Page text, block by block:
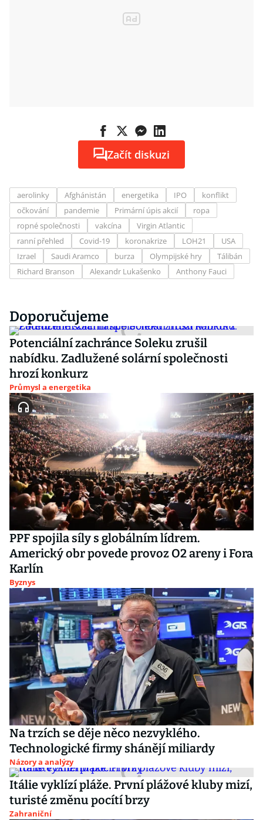
Začít diskuzi
aerolinky Afghánistán energetika IPO
konflikt
očkování
pandemie Primární úpis akcií
ropa
ropné společnosti
vakcína
Virgin Atlantic
ranní přehled
Covid-19 koronakrize LOH21
USA
Izrael
Saudi Aramco burza Olympijské hry
Tálibán
Richard Branson
Alexandr Lukašenko Anthony Fauci
Doporučujeme
Potenciální zachránce Soleku zrušil
nabídku. Zadlužené solární společnosti
hrozí konkurz
Průmysl a energetika
PPF spojila síly s globálním lídrem.
Americký obr povede provoz O2 areny i Fora
Karlín
Byznys
Na trzích se děje něco nezvyklého.
Technologické firmy shánějí miliardy
Názory a analýzy
Itálie vyklízí pláže. První plážové kluby mizí,
turisté změnu pocítí brzy
Zahraniční